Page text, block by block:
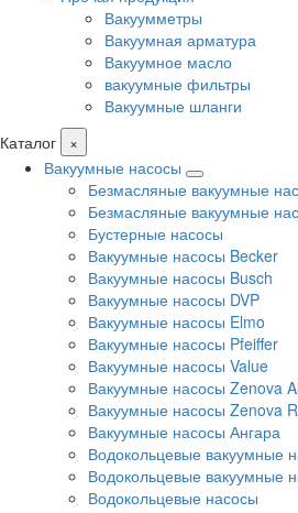
Вакуумметры
Вакуумная арматура
Вакуумное масло
вакуумные фильтры
Вакуумные шланги
Каталог
×
Вакуумные насосы
Безмасляные вакуумные
Безмасляные вакуумные
Бустерные насосы
Вакуумные насосы Becker
Вакуумные насосы Busch
Вакуумные насосы DVP
Вакуумные насосы Elmo
Вакуумные насосы Pfeiffer
Вакуумные насосы Value
Вакуумные насосы Zenova
Вакуумные насосы Zenova
Вакуумные насосы Ангара
Водокольцевые вакуумные
Водокольцевые вакуумные
Водокольцевые насосы